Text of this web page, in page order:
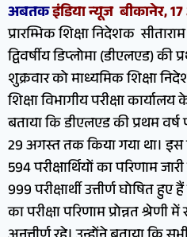
अबतकइंडिया न्यूज बीकानेर,
प्रारम्भिक शिक्षा निदेशक
द्विवर्षीय डिप्लोमा (डीएलएड) की
शुक्रवार को माध्यमिक शिक्षा
शिक्षा विभागीय परीक्षा
बताया कि डीएलएड की प्रथम
29 अगस्त तक किया गया था। इस
594 परीक्षार्थियों का परिणाम
999 परीक्षार्थी उत्तीर्ण घोषित हुए
का परीक्षा परिणाम प्रोन्नत श्रेणी में